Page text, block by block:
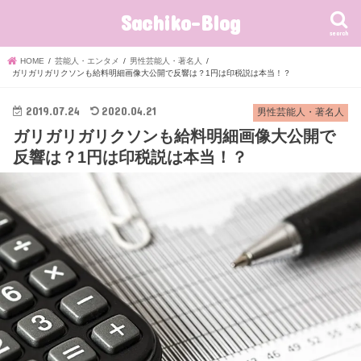
Sachiko-Blog search
HOME 芸能人・エンタメ
男性芸能人・著名人
ガリガリガリクソンも給料明細画像大公開で反響は？1円は印税説は本当！？
男性芸能人・著名人
2019.07.24 2020.04.21
ガリガリガリクソンも給料明細画像大公開で
反響は？1円は印税説は本当！？